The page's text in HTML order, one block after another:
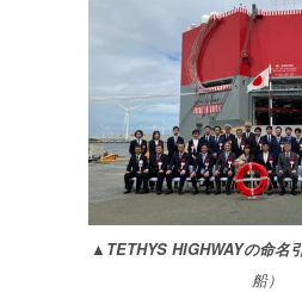
▲TETHYS HIGHWAYの命名
船）